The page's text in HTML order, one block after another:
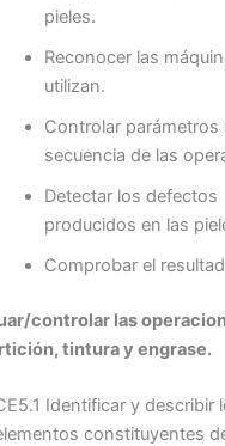
pieles.
Reconocer las
utilizan.
Controlar parámetros
secuencia de las
Detectar los defectos
producidos en las
Comprobar el
controlar las
tintura y engrase.
Identificar y describir
constituyentes